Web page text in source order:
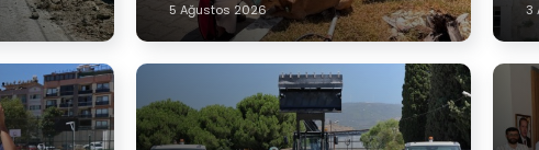
5 Ağustos 2026 3